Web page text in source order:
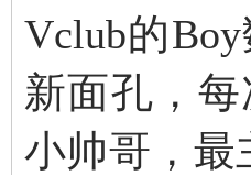
Vclub的
新面孔，
小帅哥，最